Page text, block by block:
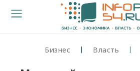
Бизнес Власть